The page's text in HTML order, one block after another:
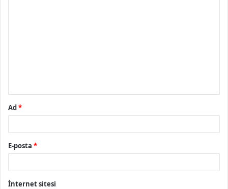
Ad *
E-posta *
İnternet sitesi